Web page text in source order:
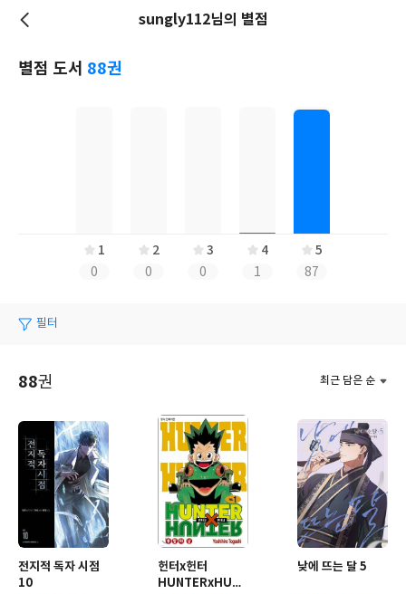
sungly112님의 별점
별점 도서 88권
1
0
2
0
3
0
4
1
5
87
필터
최근 담은 순
88권
전지적 독자 시점
10
헌터x헌터
HUNTERxHUNTER
낮에 뜨는 달 5